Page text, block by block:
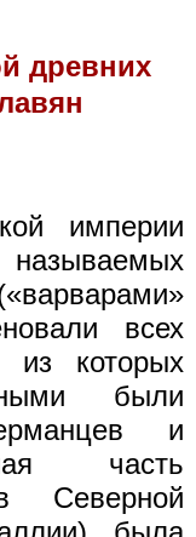
древних
империи
всех
из которых
были
и
часть
Северной